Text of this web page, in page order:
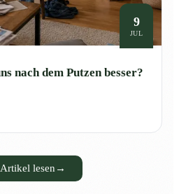
9
JUL
nach dem Putzen besser?
lesen →